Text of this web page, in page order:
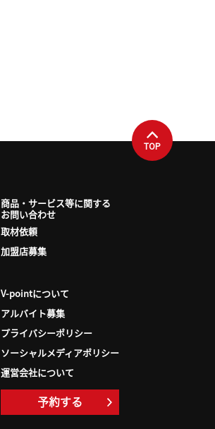
TOP
商品・サービス等に関する
お問い合わせ
取材依頼
加盟店募集
V-pointについて
アルバイト募集
プライバシーポリシー
ソーシャルメディアポリシー
運営会社について
予約する